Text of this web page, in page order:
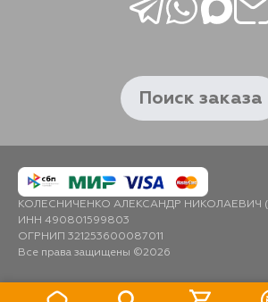
Поиск заказа
КОЛЕСНИЧЕНКО АЛЕКСАНДР НИКОЛАЕВИЧ
ИНН 490801599803
ОГРНИП 321253600087011
Все права защищены ©2026